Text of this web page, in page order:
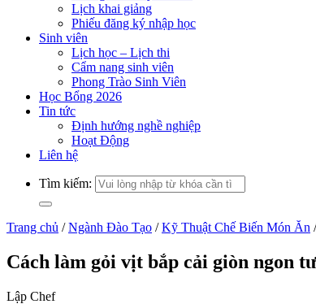
Lịch khai giảng
Phiếu đăng ký nhập học
Sinh viên
Lịch học – Lịch thi
Cẩm nang sinh viên
Phong Trào Sinh Viên
Học Bổng 2026
Tin tức
Định hướng nghề nghiệp
Hoạt Động
Liên hệ
Tìm kiếm:
Trang chủ / Ngành Đào Tạo / Kỹ Thuật Chế Biến Món Ăn /
Cách làm gỏi vịt bắp cải giòn ngon
Lập Chef